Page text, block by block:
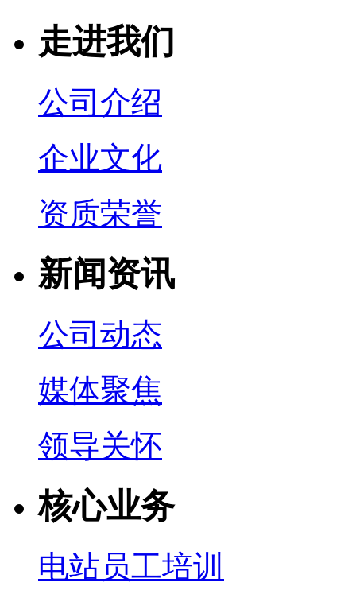
走进我们
公司介绍
企业文化
资质荣誉
新闻资讯
公司动态
媒体聚焦
领导关怀
核心业务
电站员工培训